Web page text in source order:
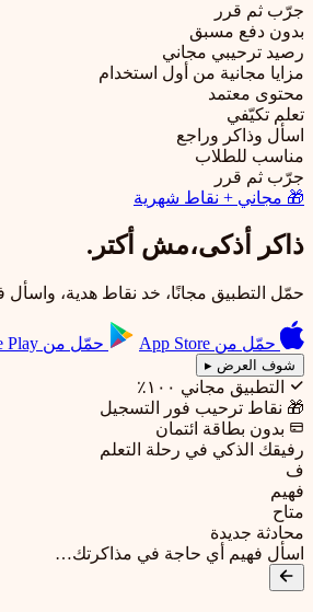
جرّب ثم قرر
بدون دفع مسبق
رصيد ترحيبي مجاني
مزايا مجانية من أول استخدام
محتوى معتمد
تعلم تكيّفي
اسأل وذاكر وراجع
مناسب للطلاب
جرّب ثم قرر
🎁 مجاني + نقاط شهرية
ذاكر أذكى،مش أكتر.
حمّل التطبيق مجانًا، خد نقاط هدية،
حمّل من App Store حمّل من Play
شوف العرض ▸
التطبيق مجاني ١٠٠٪
🎁 نقاط ترحيب فور التسجيل
بدون بطاقة ائتمان
رفيقك الذكي في رحلة التعلم
ف
فهيم
متاح
محادثة جديدة
اسأل فهيم أي حاجة في مذاكرتك…